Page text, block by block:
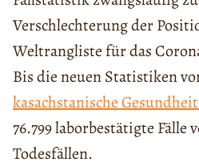
Verschlechterung der
Weltrangliste für das
Bis die neuen Statistiken
kasachstanische
76.799 laborbestätigte Fälle
Todesfällen.